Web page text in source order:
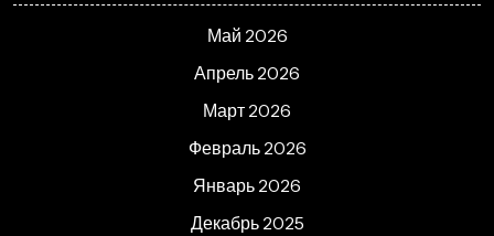
Май 2026
Апрель 2026
Март 2026
Февраль 2026
Январь 2026
Декабрь 2025